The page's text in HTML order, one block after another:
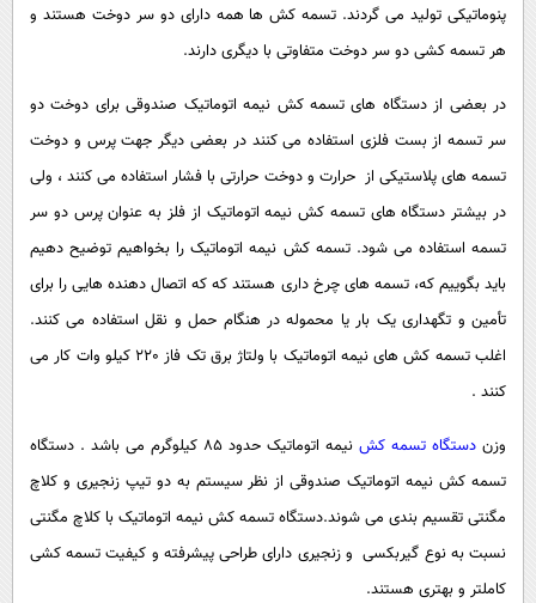
یک برش دانایی
سفر و تفریح
علم و دانش
اخبار کریپتو
گوناگون
باشگاه مغز
مجله تصویری سلاح
ورزش
سیاست
سرگرمی
محیط زیست
سلامت
عصر ایران 2
خواندنی ها و دیدنی ها
داستان کوتاه
پیامک
آموزش زبان
پنوماتیکی تولید می گردند. تسمه کش ها همه دارای دو سر دوخت هستند و
هر تسمه کشی دو سر دوخت متفاوتی با دیگری دارند.
در بعضی از دستگاه های تسمه کش نیمه اتوماتیک صندوقی برای دوخت دو
سر تسمه از بست فلزی استفاده می کنند در بعضی دیگر جهت پرس و دوخت
تسمه های پلاستیکی از حرارت و دوخت حرارتی با فشار استفاده می کنند ، ولی
در بیشتر دستگاه های تسمه کش نیمه اتوماتیک از فلز به عنوان پرس دو سر
تسمه استفاده می شود. تسمه کش نیمه اتوماتیک را بخواهیم توضیح دهیم
باید بگوییم که، تسمه های چرخ داری هستند که که اتصال دهنده هایی را برای
تأمین و تگهداری یک بار یا محموله در هنگام حمل و نقل استفاده می کنند.
اغلب تسمه کش های نیمه اتوماتیک با ولتاژ برق تک فاز 220 کیلو وات کار می
کنند .
وزن دستگاه تسمه کش
نیمه اتوماتیک حدود 85 کیلوگرم می باشد . دستگاه
تسمه کش نیمه اتوماتیک صندوقی از نظر سیستم به دو تیپ زنجیری و کلاچ
مگنتی تقسیم بندی می شوند.دستگاه تسمه کش نیمه اتوماتیک با کلاچ مگنتی
نسبت به نوع گیربکسی و زنجیری دارای طراحی پیشرفته و کیفیت تسمه کشی
کاملتر و بهتری هستند.